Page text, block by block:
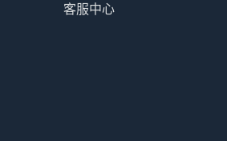
客服中心